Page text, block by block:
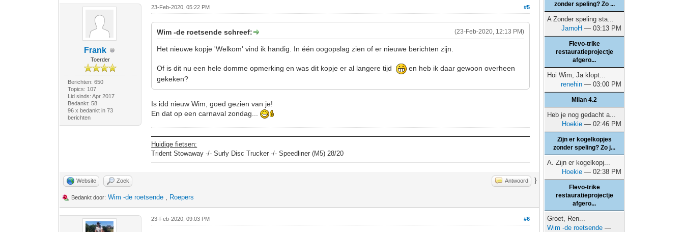
Frank
Toerder
Berichten: 650
Topics: 107
Lid sinds: Apr 2017
Bedankt: 58
96 x bedankt in 73
berichten
#5
23-Feb-2020, 05:22 PM
(23-Feb-2020, 12:13 PM)
Wim -de roetsende schreef:
Het nieuwe kopje 'Welkom' vind ik handig. In één oogopslag zien of er nieuwe berichten zijn.
Of is dit nu een hele domme opmerking en was dit kopje er al langere tijd
en heb ik daar gewoon overheen
gekeken?
Is idd nieuw Wim, goed gezien van je!
En dat op een carnaval zondag...
Huidige fietsen:
Trident Stowaway -/- Surly Disc Trucker -/- Speedliner (M5) 28/20
Website Zoek Antwoord }
Bedankt door: Wim -de roetsende , Roepers
#6
23-Feb-2020, 09:03 PM
zonder speling? Zo ...
A Zonder speling sta...
JarnoH — 03:13 PM
Flevo-trike
restauratieprojectje
afgero...
Hoi Wim, Ja klopt...
renehin — 03:00 PM
Milan 4.2
Heb je nog gedacht a...
Hoekie — 02:46 PM
Zijn er kogelkopjes
zonder speling? Zo j...
A. Zijn er kogelkopj...
Hoekie — 02:38 PM
Flevo-trike
restauratieprojectje
afgero...
Groet, Ren...
Wim -de roetsende —